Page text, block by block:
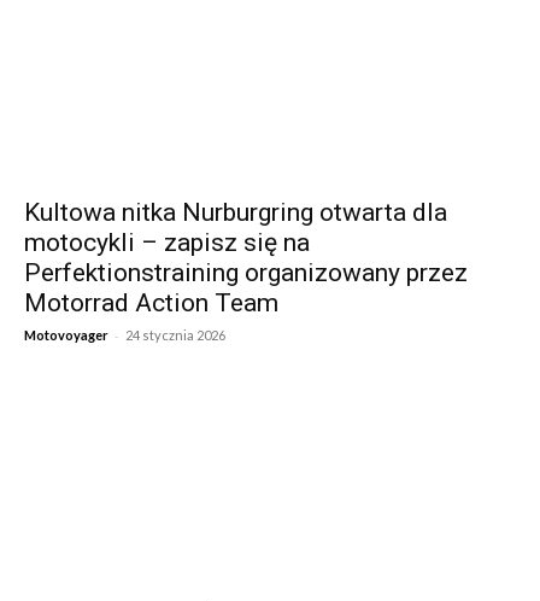
Kultowa nitka Nurburgring otwarta dla
motocykli – zapisz się na
Perfektionstraining organizowany przez
Motorrad Action Team
Motovoyager - 24 stycznia 2026